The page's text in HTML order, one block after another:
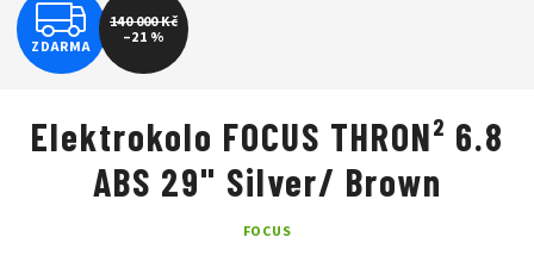
Elektrokolo FOCUS THRON² 6.8
ABS 29" Silver/ Brown
FOCUS
Z
D
A
R
ZDARMA
140 000 Kč
–21 %